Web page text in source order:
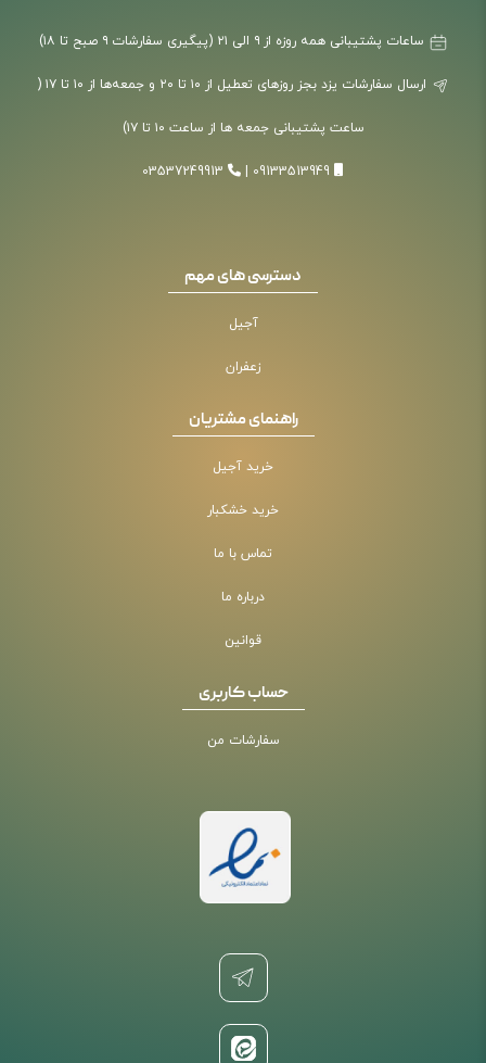
ارسال سفارشات یزد بجز روزهای تعطیل از ۱۰ تا ۲۰ و جمعه‌ها از ۱۰ تا ۱۷ (
ساعت پشتیبانی جمعه ها از ساعت ۱۰ تا ۱۷)
09133513949
03537249913
دسترسی های مهم
آجیل
زعفران
راهنمای مشتریان
خرید آجیل
خرید خشکبار
تماس با ما
درباره ما
قوانین
حساب کاربری
سفارشات من